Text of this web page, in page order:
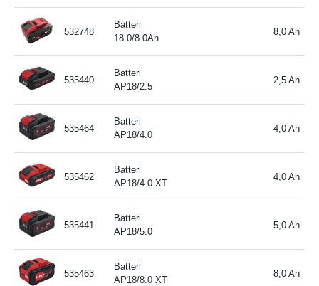
532748
Batteri
18.0/8.0Ah
8,0 Ah
535440
Batteri
AP18/2.5
2,5 Ah
535464
Batteri
AP18/4.0
4,0 Ah
535462
Batteri
AP18/4.0 XT
4,0 Ah
535441
Batteri
AP18/5.0
5,0 Ah
535463
Batteri
AP18/8.0 XT
8,0 Ah